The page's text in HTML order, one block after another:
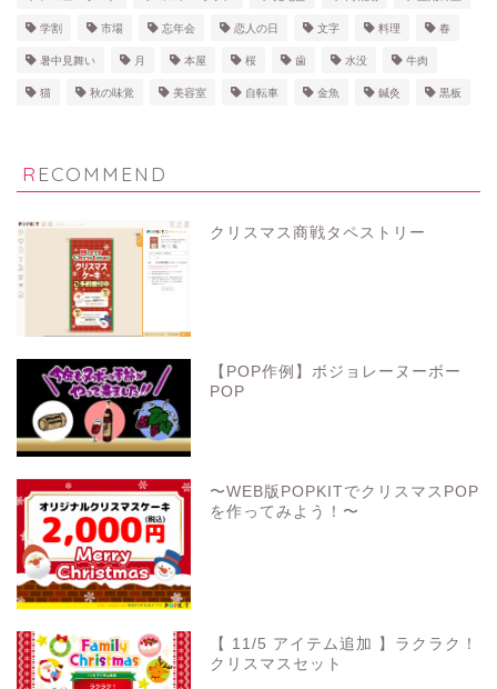
学割 市場 忘年会 恋人の日 文字 料理 春
暑中見舞い 月 本屋 桜 歯 水没 牛肉
猫 秋の味覚 美容室 自転車 金魚 鍼灸 黒板
RECOMMEND
クリスマス商戦タペストリー
【POP作例】ボジョレーヌーボー
POP
〜WEB版POPKITでクリスマスPOP
を作ってみよう！〜
【 11/5 アイテム追加 】ラクラク！
クリスマスセット